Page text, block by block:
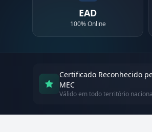
EAD
100% Online
Certificado Reconhecido
MEC
Válido em todo território